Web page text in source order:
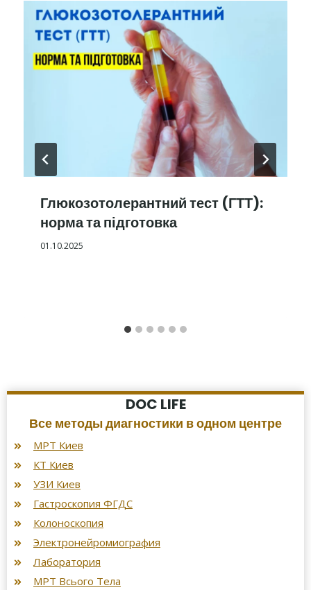
Глюкозотолерантний тест (ГТТ):
норма та підготовка
01.10.2025
DOC LIFE
Все методы диагностики в одном центре
МРТ Киев
КТ Киев
УЗИ Киев
Гастроскопия ФГДС
Колоноскопия
Электронейромиография
Лаборатория
МРТ Всього Тела